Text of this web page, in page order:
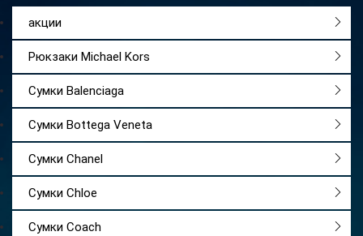
акции
Рюкзаки Michael Kors
Сумки Balenciaga
Сумки Bottega Veneta
Сумки Chanel
Сумки Chloe
Сумки Coach